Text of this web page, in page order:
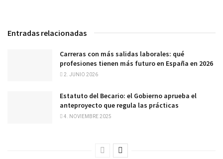
Entradas relacionadas
Carreras con más salidas laborales: qué
profesiones tienen más futuro en España en 2026
2. JUNIO 2026
Estatuto del Becario: el Gobierno aprueba el
anteproyecto que regula las prácticas
4. NOVIEMBRE 2025